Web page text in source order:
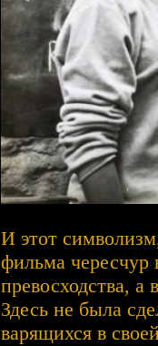
И этот
фильма чересчур
превосходства,
Здесь не была
варящихся в